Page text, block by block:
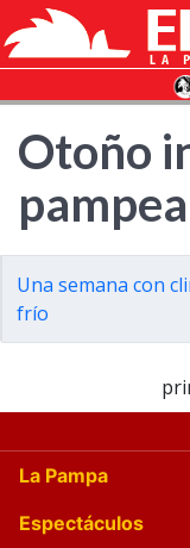
Otoño
Una semana con
frío
La Pampa
Espectáculos